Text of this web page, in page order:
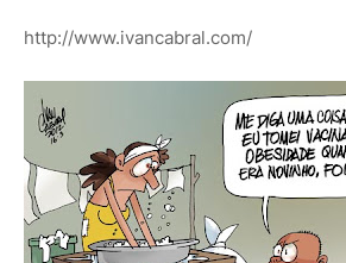
http://www.ivancabral.com/